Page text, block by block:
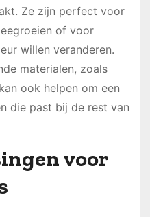
Ze zijn perfect voor
of voor
willen veranderen.
materialen, zoals
ook helpen om een
die past bij de rest van
voor